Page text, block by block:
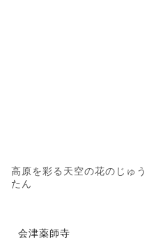
高原を彩る天空の花のじゅう
たん
会津薬師寺